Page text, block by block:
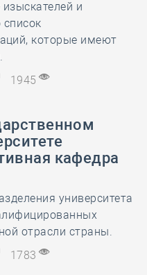
и
которые имеют
1945
кафедра
университета
отрасли страны.
1783